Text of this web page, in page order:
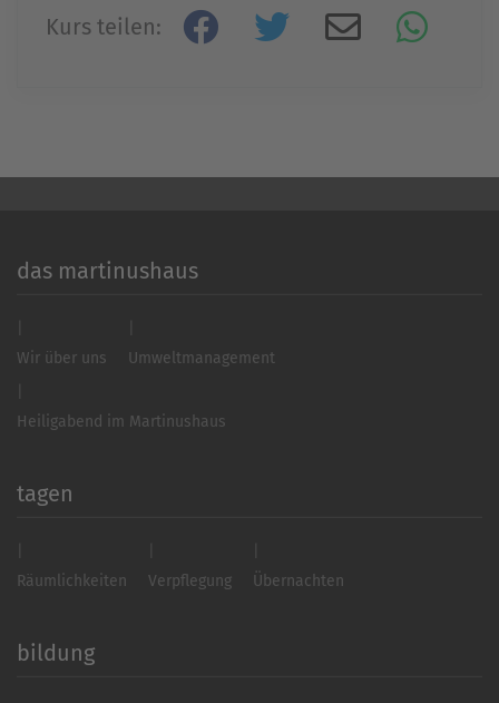
Kurs teilen:
das martinushaus
Wir über uns Umweltmanagement
Heiligabend im Martinushaus
tagen
Räumlichkeiten Verpflegung Übernachten
bildung